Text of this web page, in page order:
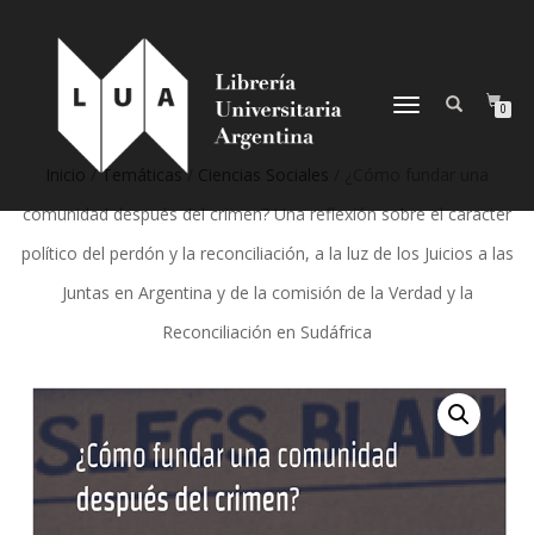
NAVEGACIÓN
0
/Temáticas/
comunidad después del crimen? Una reflexión sobre el caracter
político del perdón y la reconciliación, a la luz de los Juicios a las
Juntas en Argentina y de la comisión de la Verdad y la
Reconciliación en Sudáfrica